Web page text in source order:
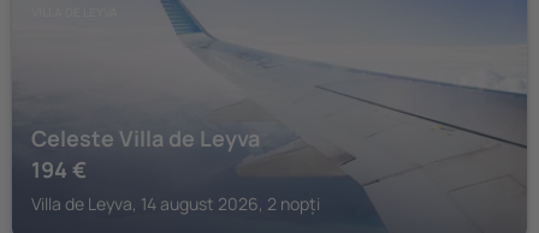
Celeste Villa de Leyva
194 €
Villa de Leyva, 14 august 2026, 2 nopți